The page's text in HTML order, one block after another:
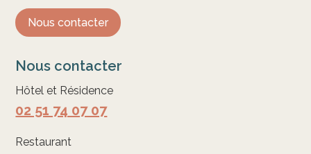
Nous contacter
Nous contacter
Hôtel et Résidence
02 51 74 07 07
Restaurant